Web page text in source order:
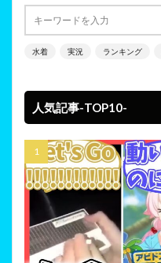
水着 実況 ランキング
人気記事-TOP10-